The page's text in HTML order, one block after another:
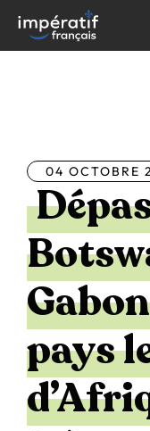
contenu
04 OCTOBRE
pays